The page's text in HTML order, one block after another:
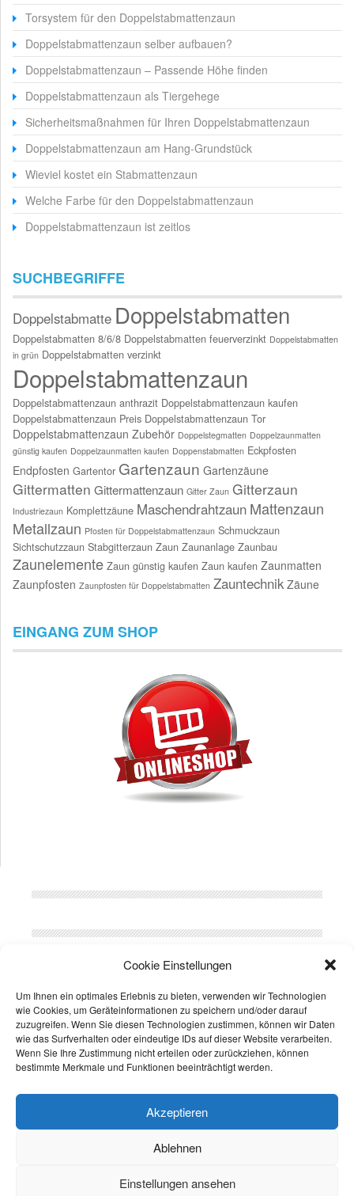
Cookie Einstellungen
Um Ihnen ein optimales Erlebnis zu bieten, verwenden wir Technologien
wie Cookies, um Geräteinformationen zu speichern und/oder darauf
zuzugreifen. Wenn Sie diesen Technologien zustimmen, können wir Daten
wie das Surfverhalten oder eindeutige IDs auf dieser Website verarbeiten.
Wenn Sie Ihre Zustimmung nicht erteilen oder zurückziehen, können
bestimmte Merkmale und Funktionen beeinträchtigt werden.
Akzeptieren
Ablehnen
Einstellungen ansehen
Torsystem für den Doppelstabmattenzaun
Doppelstabmattenzaun selber aufbauen?
Doppelstabmattenzaun – Passende Höhe finden
Doppelstabmattenzaun als Tiergehege
Sicherheitsmaßnahmen für Ihren Doppelstabmattenzaun
Doppelstabmattenzaun am Hang-Grundstück
Wieviel kostet ein Stabmattenzaun
Welche Farbe für den Doppelstabmattenzaun
Doppelstabmattenzaun ist zeitlos
SUCHBEGRIFFE
Doppelstabmatte Doppelstabmatten
Doppelstabmatten 8/6/8 Doppelstabmatten feuerverzinkt Doppelstabmatten
in grün Doppelstabmatten verzinkt
Doppelstabmattenzaun
Doppelstabmattenzaun anthrazit Doppelstabmattenzaun kaufen
Doppelstabmattenzaun Preis Doppelstabmattenzaun Tor
Doppelstabmattenzaun Zubehör Doppelstegmatten Doppelzaunmatten
günstig kaufen Doppelzaunmatten kaufen Doppenstabmatten Eckpfosten
Endpfosten Gartentor Gartenzaun Gartenzäune
Gittermatten Gittermattenzaun Gitter Zaun Gitterzaun
Industriezaun Komplettzäune Maschendrahtzaun Mattenzaun
Metallzaun Pfosten für Doppelstabmattenzaun Schmuckzaun
Sichtschutzzaun Stabgitterzaun Zaun Zaunanlage Zaunbau
Zaunelemente Zaun günstig kaufen Zaun kaufen Zaunmatten
Zaunpfosten Zaunpfosten für Doppelstabmatten Zauntechnik Zäune
EINGANG ZUM SHOP
Fatal error: Uncaught wfWAFStorageFileException: Unable to verify
temporary file contents for atomic writing. in /var/www/web131-
210/html/doppelstabmattenzaun-versand.de/wp-
content/plugins/wordfence/vendor/wordfence/wf-
210/html/doppelstabmattenzaun-versand.de/wp-
content/plugins/wordfence/vendor/wordfence/wf-
waf/src/lib/storage/file.php(658):
wfWAFStorageFile::atomicFilePutContents('/var/www/web131...', '<?
>saveConfig('livewaf') #2 {main} thrown in/var/www/web131-